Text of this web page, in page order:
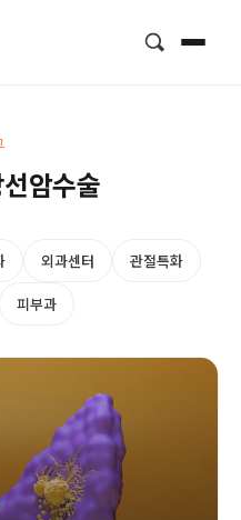
암수술
외과센터 관절특화
피부과